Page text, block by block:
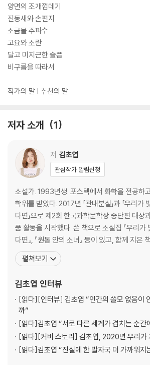
는 과정을 담는다. ‘탐색 연작’이라고 불릴 만한 〈고
한 슬픔〉 〈비구름을 따라서〉는 SF에서 익숙하게
서버로 이주한 인류, 평행 세계 등을 다루면서도
적 해석의 한계나, 기존의 방식으로 설명할 수 없
고정되는 존재 등 여러 시각이 중첩된 문제들을 탐
재미를 더한다. 촉각으로 메시지를 전하는 문명을 다
머니의 당부 아래 길 잃은 고래와 도시로 떠났던
부여하고 싶은 고유성, 끝내 붙들고 싶은 어떤 소
오히려 인간이 가지고 있는 근원적 한계에 있을 것
다. 항상 엇갈리면서도, 불완전한 대화 끝에 오해
지 놓지 않는 작은 믿음이 김초엽의 소설에 남아
은 가능성의 빛으로.
양면의 조개껍데기
진동새와 손편지
소금물 주파수
고요와 소란
달고 미지근한 슬픔
비구름을 따라서
작가의 말 | 추천의 말
저자 소개 1
저 김초엽
관심작가 알림신청
소설가. 1993년생. 포스텍에서 화학을 전공하
학위를 받았다. 2017년 「관내분실」과 「우리가
다면」으로 제2회 한국과학문학상 중단편 대상
품 활동을 시작했다. 쓴 책으로 소설집 『우리가
다면』, 『원통 안의 소녀』 등이 있고, 함께 지은
가 있고, 여러 앤솔러지에 참여했다. 2019년 오
문학동네 젊은작가상을 수상했다. 2021년도 한
우주에 직접 가고
펼쳐보기
김초엽 인터뷰
[읽다][인터뷰] 김초엽 “인간의 쓸모 없음이
까”
[읽다]김초엽 “서로 다른 세계가 겹치는 순간
[읽다][커버 스토리] 김초엽, 2020년 우리가
[읽다]김초엽 “진실에 한 발자국 더 가까워지